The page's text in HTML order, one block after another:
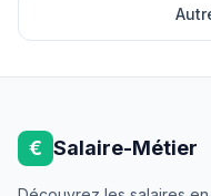
€ Salaire-Métier